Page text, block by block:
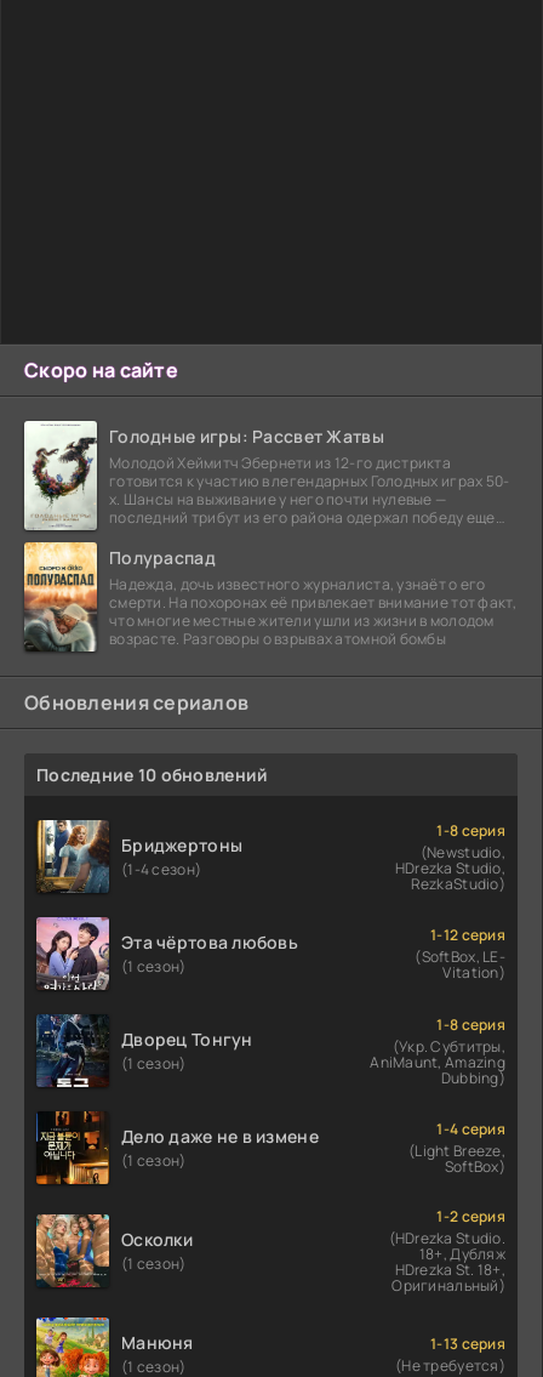
Скоро на сайте
Голодные игры: Рассвет Жатвы
Молодой Хеймитч Эбернети из 12-го дистрикта
готовится к участию в легендарных Голодных играх 50-
х. Шансы на выживание у него почти нулевые —
последний трибут из его района одержал победу еще
Полураспад
Надежда, дочь известного журналиста, узнаёт о его
смерти. На похоронах её привлекает внимание тот факт,
что многие местные жители ушли из жизни в молодом
возрасте. Разговоры о взрывах атомной бомбы
Обновления сериалов
Последние 10 обновлений
Бриджертоны
(1-4 сезон)
1-8 серия
(Newstudio,
HDrezka Studio,
RezkaStudio)
Эта чёртова любовь
(1 сезон)
1-12 серия
(SoftBox, LE-
Vitation)
Дворец Тонгун
(1 сезон)
1-8 серия
(Укр. Субтитры,
AniMaunt, Amazing
Dubbing)
Дело даже не в измене
(1 сезон)
1-4 серия
(Light Breeze,
SoftBox)
Осколки
(1 сезон)
1-2 серия
(HDrezka Studio.
18+, Дубляж
HDrezka St. 18+,
Оригинальный)
Манюня
(1 сезон)
1-13 серия
(Не требуется)